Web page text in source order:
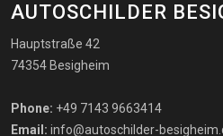
AUTOSCHILDER
Hauptstraße 42
74354 Besigheim
Phone: +49 7143 9663414
Email: info@autoschilder-